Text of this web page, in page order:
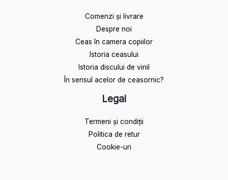
Comenzi și livrare
Despre noi
Ceas în camera copiilor
Istoria ceasului​
Istoria discului de vinil
În sensul acelor de ceasornic?
Legal
Termeni și condiții
Politica de retur
Cookie-uri